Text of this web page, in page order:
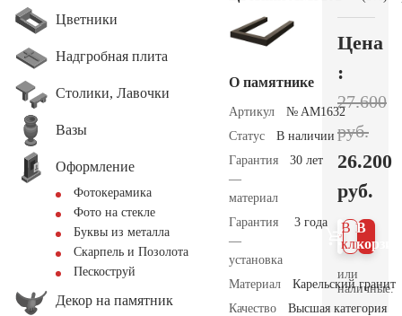
Цветники
Надгробная плита
Столики, Лавочки
Вазы
Оформление
Фотокерамика
Фото на стекле
Буквы из металла
Скарпель и Позолота
Пескоструй
Декор на памятник
О памятнике
Артикул
№ AM1632
Статус
В наличии
Гарантия
—
материал
30 лет
Гарантия
—
установка
3 года
Материал
Карельский гранит
Качество
Высшая категория
Цена
:
27.600
руб.
26.200
руб.
В
В 1
клик
или
наличные.